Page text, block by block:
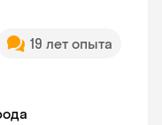
19 лет опыта